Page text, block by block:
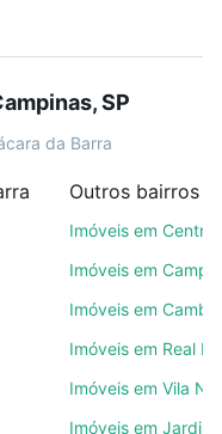
à venda em
para conquistar seu
e você
e
favoritos. Você
quantidade de
de garagem para
SP
da Barra
Outros bairros
Imóveis em Centro
Imóveis em
Imóveis em Cambuí
Imóveis em Real
Imóveis em Vila
Imóveis em Jardim